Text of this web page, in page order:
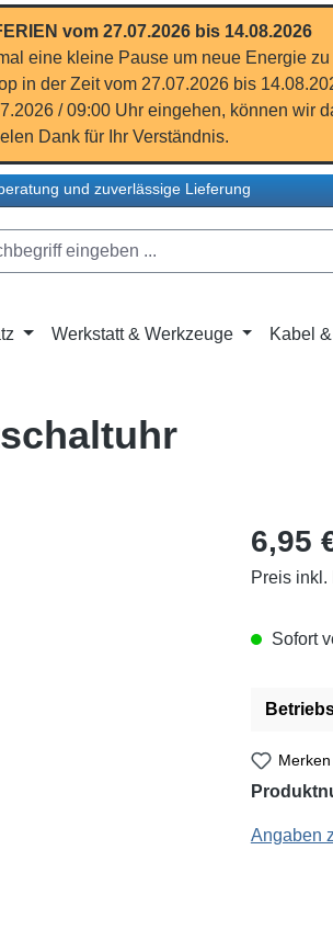
vom 27.07.2026 bis 14.08.2026
eine kleine Pause um neue Energie zu
in der Zeit vom 27.07.2026 bis
/ 09:00 Uhr eingehen, können wir
Dank für Ihr Verständnis.
und zuverlässige Lieferung
Werkstatt & Werkzeuge Kabel
Regulärer
6,95
Preis inkl.
Sofort
Merken
Angaben